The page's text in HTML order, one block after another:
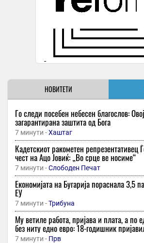
НОВИТЕТИ
Го следи посебен небесен благослов:
загарантирана заштита од Бога
7 минути -Хаштаг
Кадетскиот ракометен репрезентативец
чест на Ацо Јовиќ: „Во срце ве носиме“
7 минути -Слободен Печат
Економијата на Бугарија пораснала 3,5
ЕУ
7 минути -Трибуна
Му ветиле работа, пријава и плата, а по
без ниту едно евро: 18-годишник
7 минути - Прв